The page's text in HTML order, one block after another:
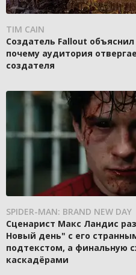
TIM CAIN
Создатель Fallout
почему аудитория
создателя
SPIDER-MAN: BRAND NEW DAY
Сценарист Макс Ландис
Новый день" с его
подтекстом, а финальную
каскадёрами